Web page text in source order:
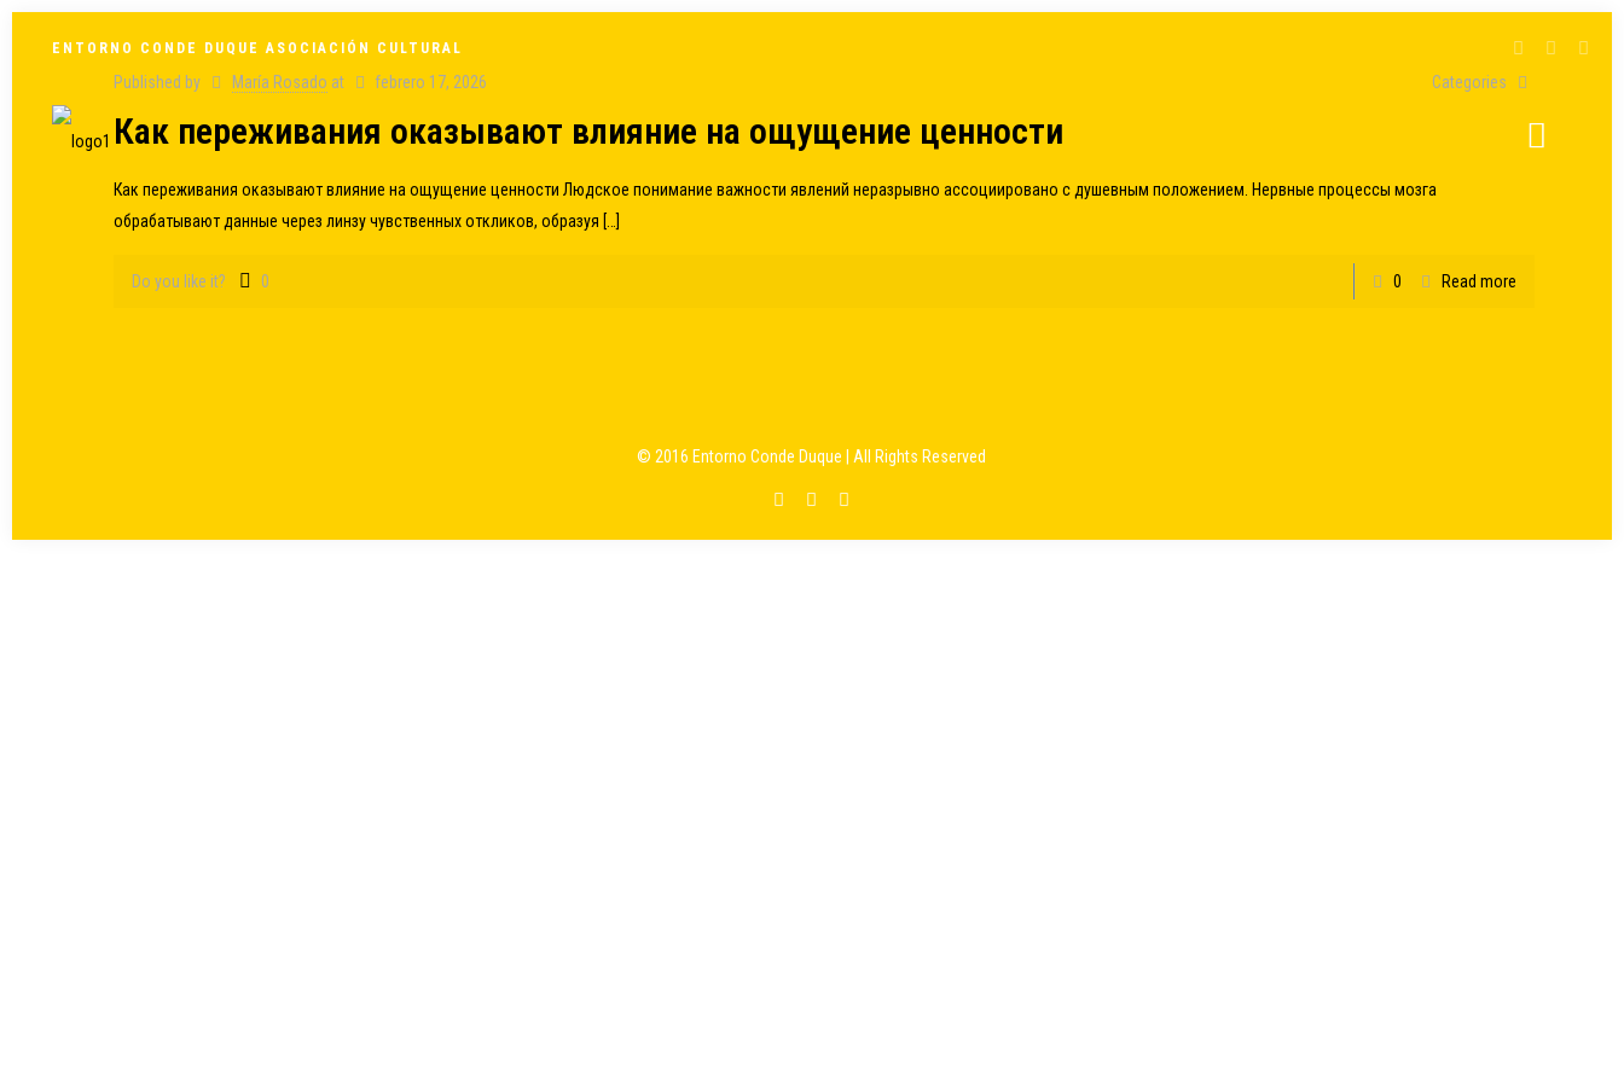
ENTORNO CONDE DUQUE ASOCIACIÓN CULTURAL
Published by María Rosado at febrero 17, 2026 Categories
Как переживания оказывают влияние на ощущение ценности
Как переживания оказывают влияние на ощущение ценности Людское понимание важности явлений неразрывно ассоциировано с душевным положением. Нервные процессы мозга
обрабатывают данные через линзу чувственных откликов, образуя […]
Do you like it? 0 0 Read more
© 2016 Entorno Conde Duque | All Rights Reserved